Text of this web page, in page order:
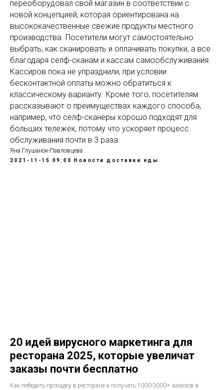
переоборудовал свой магазин в соответствии с
новой концепцией, которая ориентирована на
высококачественные свежие продукты местного
производства. Посетители могут самостоятельно
выбрать, как сканировать и оплачивать покупки, а все
благодаря селф-сканам и кассам самообслуживания.
Кассиров пока не упразднили, при условии
бесконтактной оплаты можно обратиться к
классическому варианту. Кроме того, посетителям
рассказывают о преимуществах каждого способа,
например, что селф-сканеры хорошо подходят для
больших тележек, потому что ускоряет процесс
обслуживания почти в 3 раза.
Яна Глушанок-Павловцева
2021-11-15 09:00 Новости доставки еды
20 идей вирусного маркетинга для
ресторана 2025, которые увеличат
заказы почти бесплатно
Как победить просадку в ресторане и получать 1000-3000+ заказов в